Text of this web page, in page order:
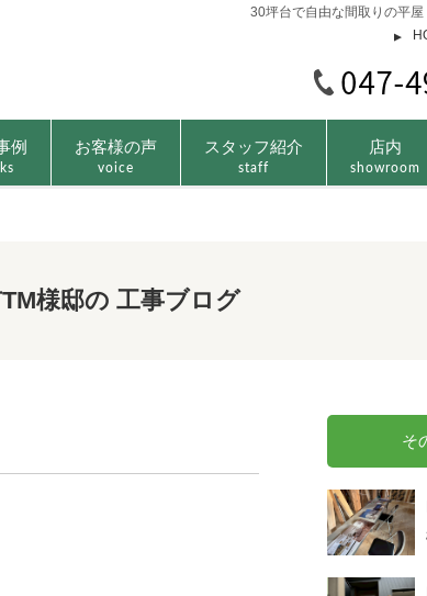
30坪台で自由な間取りの平
例 お客様の声
voice
スタッフ紹介
staff
店内
showroom
様邸の 工事ブログ
そ